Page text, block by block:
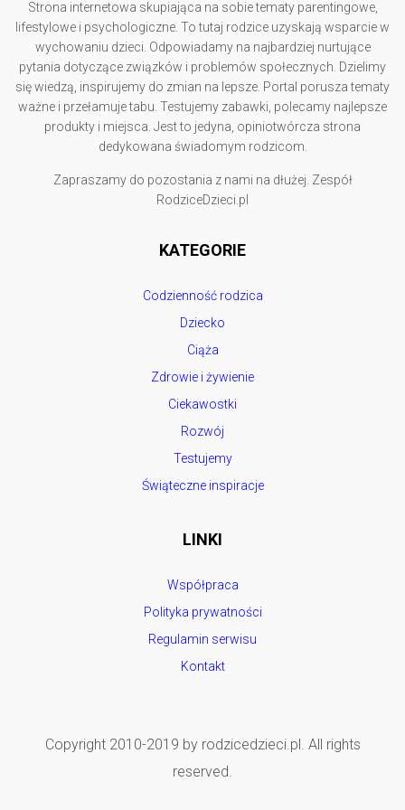
Strona internetowa skupiająca na sobie tematy parentingowe,
lifestylowe i psychologiczne. To tutaj rodzice uzyskają wsparcie w
wychowaniu dzieci. Odpowiadamy na najbardziej nurtujące
pytania dotyczące związków i problemów społecznych. Dzielimy
się wiedzą, inspirujemy do zmian na lepsze. Portal porusza tematy
ważne i przełamuje tabu. Testujemy zabawki, polecamy najlepsze
produkty i miejsca. Jest to jedyna, opiniotwórcza strona
dedykowana świadomym rodzicom.
Zapraszamy do pozostania z nami na dłużej. Zespół
RodziceDzieci.pl
KATEGORIE
Codzienność rodzica
Dziecko
Ciąża
Zdrowie i żywienie
Ciekawostki
Rozwój
Testujemy
Świąteczne inspiracje
LINKI
Współpraca
Polityka prywatności
Regulamin serwisu
Kontakt
Copyright 2010-2019 by rodzicedzieci.pl. All rights
reserved.